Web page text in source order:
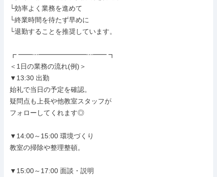
└効率よく業務を進めて
└終業時間を待たず早めに
└退勤することを推奨しています。
┏ ━━┅━━━━━━━┅━━ ┓
＜1日の業務の流れ(例)＞
▼13:30 出勤
始礼で当日の予定を確認。
疑問点も上長や他教室スタッフが
フォローしてくれます◎
▼14:00～15:00 環境づくり
教室の掃除や整理整頓。
▼15:00～17:00 面談・説明